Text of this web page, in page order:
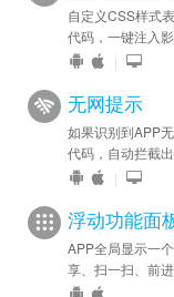
自定义CSS样式
代码，一键注入
|
无网提示
如果识别到APP
代码，自动拦截
|
浮动功能面
APP全局显示一
享、扫一扫、前